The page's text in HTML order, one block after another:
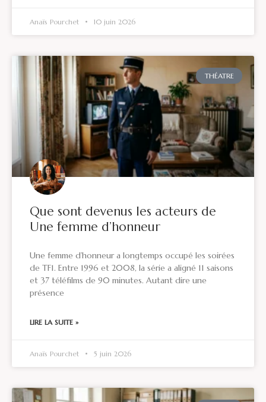
Anaïs Pourchet 10 juin 2026
THÉATRE
Que sont devenus les acteurs de
Une femme d’honneur
Une femme d’honneur a longtemps occupé les soirées
de TF1. Entre 1996 et 2008, la série a aligné 11 saisons
et 37 téléfilms de 90 minutes. Autant dire une
présence
LIRE LA SUITE »
Anaïs Pourchet 5 juin 2026